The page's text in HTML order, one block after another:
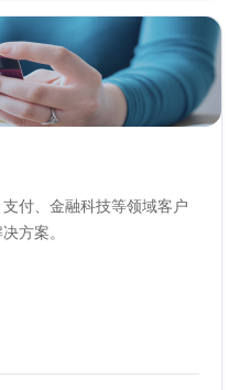
付、金融科技等领域客户
方案。